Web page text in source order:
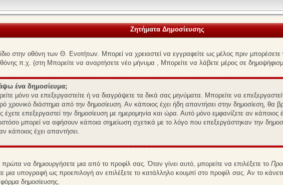
Ζητήματα Δημοσίευσης
στην οθόνη των Θ. Ενοτήτων. Μπορεί να χρειαστεί να εγγραφείτε ως μέλος πριν μπορέσετε
π.χ. (στη Μπορείτε να αναρτήσετε νέο μήνυμα , Μπορείτε να λάβετε μέρος σε
ένα δημοσίευμα;
μόνο να επεξεργαστείτε ή να διαγράψετε τα δικά σας μηνύματα. Μπορείτε να
χρονικό διάστημα από την δημοσίευση. Αν κάποιος έχει ήδη απαντήσει στην δημοσίεση, θα
επεξεργαστεί την δημοσίευση με ημερομηνία και ώρα. Αυτό μόνο εμφανίζετε αν κάποιος
μπορεί να αφήσουν κάποια σημείωση σχετικά με το λόγο που επεξεργάστηκαν την
κάποιος έχει απαντήσει.
να δημιουργήσετε μια από το προφίλ σας. Όταν γίνει αυτό, μπορείτε να επιλέξετε το
υπογραφή ως προεπιλογή αν επιλέξετε το κατάλληλο κουμπί στο προφίλ σας. Αν το
δημοσίευσης.